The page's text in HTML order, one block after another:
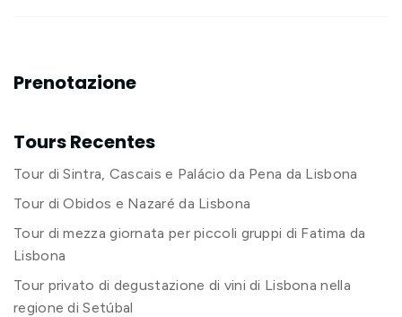
Prenotazione
Tours Recentes
Tour di Sintra, Cascais e Palácio da Pena da Lisbona
Tour di Obidos e Nazaré da Lisbona
Tour di mezza giornata per piccoli gruppi di Fatima da
Lisbona
Tour privato di degustazione di vini di Lisbona nella
regione di Setúbal